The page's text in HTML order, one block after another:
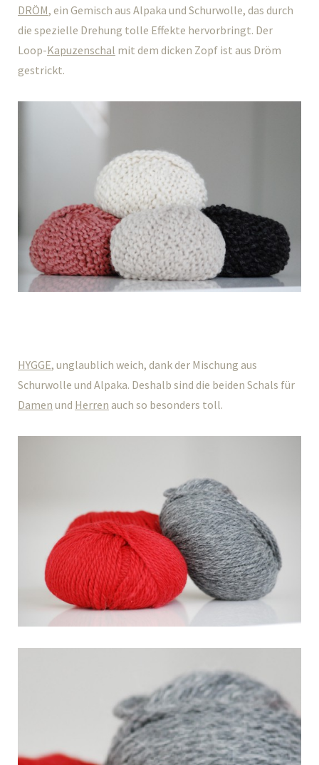
DRÖM, ein Gemisch aus Alpaka und Schurwolle, das durch
die spezielle Drehung tolle Effekte hervorbringt. Der
Loop-Kapuzenschal mit dem dicken Zopf ist aus Dröm
gestrickt.
HYGGE, unglaublich weich, dank der Mischung aus
Schurwolle und Alpaka. Deshalb sind die beiden Schals für
Damen und Herren auch so besonders toll.